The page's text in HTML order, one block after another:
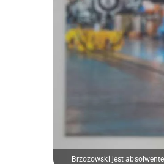
Brzozowski jest